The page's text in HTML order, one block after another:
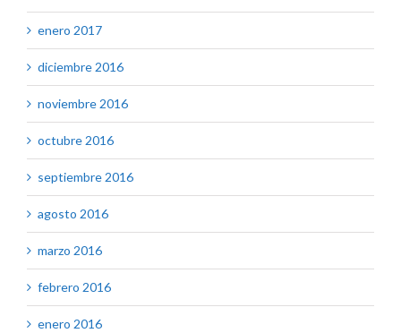
enero 2017
diciembre 2016
noviembre 2016
octubre 2016
septiembre 2016
agosto 2016
marzo 2016
febrero 2016
enero 2016